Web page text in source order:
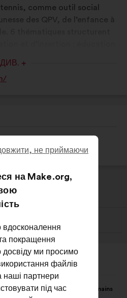
comme outil social
des QPV, de l’enfance à
scolaire et
ДИВ. +
LE MUR:
socio-sportives les moyens humains
не приймаючи
на Make.org,
покращення
досвіду ми просимо
файлів
наші партнери
під час